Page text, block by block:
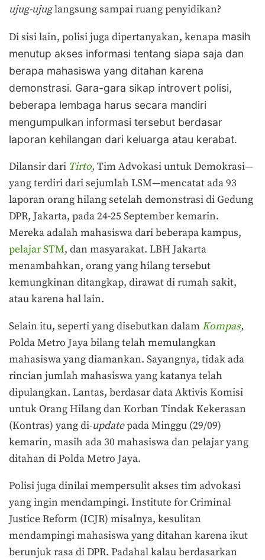
ujug-ujuglangsung sampai ruang penyidikan?
Di sisi lain, polisi juga dipertanyakan, kenapa masih
menutup akses informasi tentang siapa saja dan
berapa mahasiswa yang ditahan karena
demonstrasi. Gara-gara sikap introvert polisi,
beberapa lembaga harus secara mandiri
mengumpulkan informasi tersebut berdasar
laporan kehilangan dari keluarga atau kerabat.
Dilansir dari Tirto, Tim Advokasi untuk Demokrasi—
yang terdiri dari sejumlah LSM—mencatat ada 93
laporan orang hilang setelah demonstrasi di Gedung
DPR, Jakarta, pada 24-25 September kemarin.
Mereka adalah mahasiswa dari beberapa kampus,
pelajar STM, dan masyarakat. LBH Jakarta
menambahkan, orang yang hilang tersebut
kemungkinan ditangkap, dirawat di rumah sakit,
atau karena hal lain.
Selain itu, seperti yang disebutkan dalam Kompas,
Polda Metro Jaya bilang telah memulangkan
mahasiswa yang diamankan. Sayangnya, tidak ada
rincian jumlah mahasiswa yang katanya telah
dipulangkan. Lantas, berdasar data Aktivis Komisi
untuk Orang Hilang dan Korban Tindak Kekerasan
(Kontras) yang di-updatepada Minggu (29/09)
kemarin, masih ada 30 mahasiswa dan pelajar yang
ditahan di Polda Metro Jaya.
Polisi juga dinilai mempersulit akses tim advokasi
yang ingin mendampingi. Institute for Criminal
Justice Reform (ICJR) misalnya, kesulitan
mendampingi mahasiswa yang ditahan karena ikut
berunjuk rasa di DPR. Padahal kalau berdasarkan